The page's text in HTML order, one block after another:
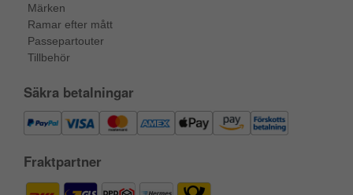
Märken
Ramar efter mått
Passepartouter
Tillbehör
Säkra betalningar
Fraktpartner